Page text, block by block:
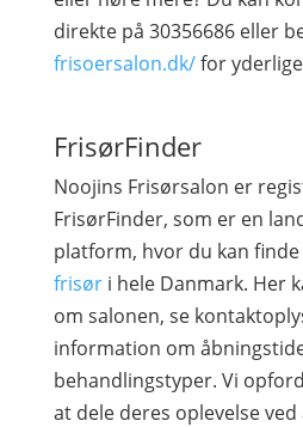
direkte på 30356686 eller
frisoersalon.dk/for
FrisørFinder
Noojins Frisørsalon er
FrisørFinder, som er en
platform, hvor du kan
frisøri hele Danmark. Her
om salonen, se
information om
behandlingstyper. Vi
at dele deres oplevelse ved